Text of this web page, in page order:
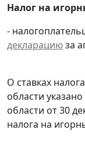
Налог на
-
декларациюза
О ставках
области указано
области от 30
налога на